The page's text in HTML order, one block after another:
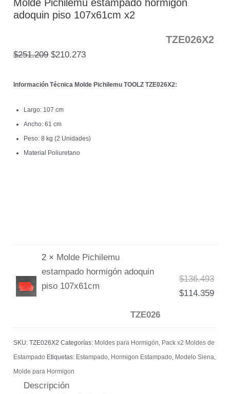
Molde Pichilemu estampado hormigón
adoquin piso 107x61cm x2
TZE026X2
$251.209 $210.273
Información Técnica Molde Pichilemu TOOLZTZE026X2:
Largo: 107 cm
Ancho: 61 cm
Peso: 8 kg (2 Unidades)
Material Poliuretano
2 × Molde Pichilemu
estampado hormigón adoquin
piso 107x61cm
TZE026
$136.493
$114.359
SKU:TZE026X2 Categorías: Moldes para Hormigón, Pack x2 Moldes de
Estampado Etiquetas: Estampado, Hormigon Estampado, Modelo Siena,
Molde para Hormigon
Descripción